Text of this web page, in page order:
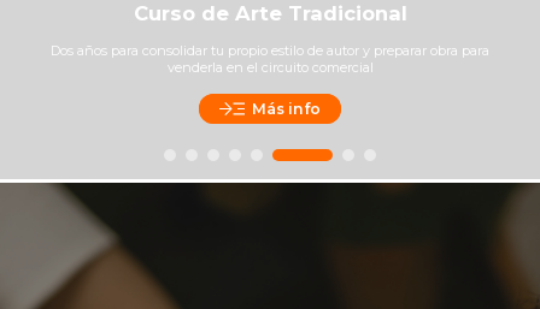
Curso de Arte Tradicional
Dos años para consolidar tu propio estilo de autor y preparar obra para
venderla en el circuito comercial
Más info